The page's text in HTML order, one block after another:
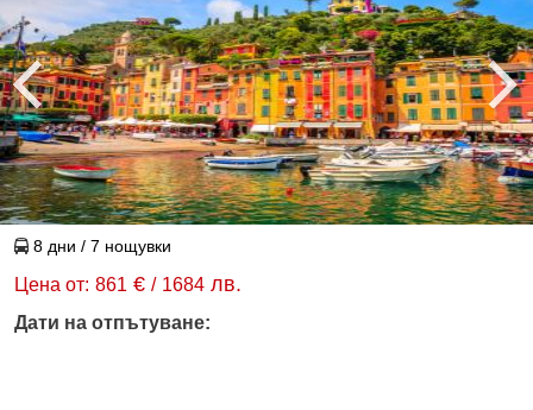
8 дни / 7 нощувки
Цена от: 861 € / 1684 лв.
Дати на отпътуване: